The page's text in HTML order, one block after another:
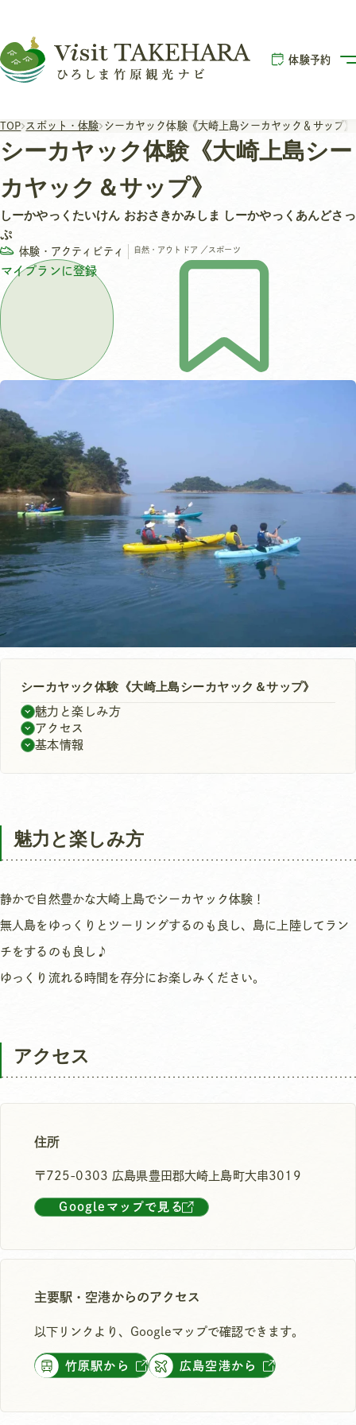
体験予約
TOP スポット・体験 シーカヤック体験《大崎上島シーカヤック＆サップ》
シーカヤック体験《大崎上島シー
カヤック＆サップ》
しーかやっくたいけん おおさきかみしま しーかやっくあんどさっ
ぷ
体験・アクティビティ 自然・アウトドア ／ スポーツ
マイプランに登録
シーカヤック体験《大崎上島シーカヤック＆サップ》
魅力と楽しみ方
アクセス
基本情報
魅力と楽しみ方
静かで自然豊かな大崎上島でシーカヤック体験！
無人島をゆっくりとツーリングするのも良し、島に上陸してラン
チをするのも良し♪
ゆっくり流れる時間を存分にお楽しみください。
アクセス
住所
〒725-0303 広島県豊田郡大崎上島町大串3019
Googleマップで見る
主要駅・空港からのアクセス
以下リンクより、Googleマップで確認できます。
竹原駅から 広島空港から